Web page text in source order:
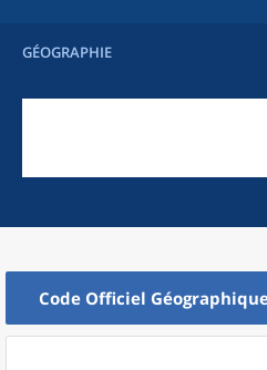
GÉOGRAPHIE
Code Officiel